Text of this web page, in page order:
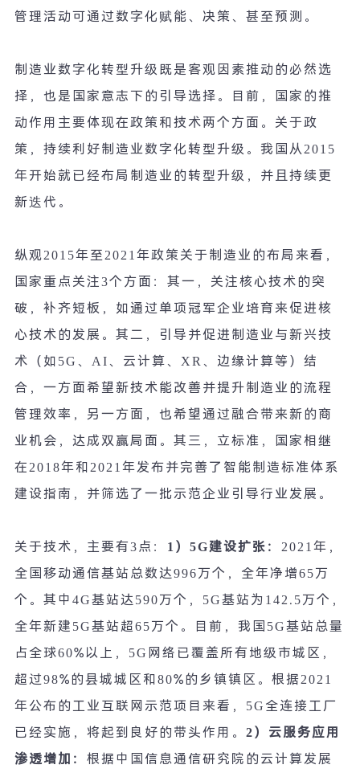
管理活动可通过数字化赋能、决策、甚至预测。
制造业数字化转型升级既是客观因素推动的必然选
择，也是国家意志下的引导选择。目前，国家的推
动作用主要体现在政策和技术两个方面。关于政
策，持续利好制造业数字化转型升级。我国从2015
年开始就已经布局制造业的转型升级，并且持续更
新迭代。
纵观2015年至2021年政策关于制造业的布局来看，
国家重点关注3个方面：其一，关注核心技术的突
破，补齐短板，如通过单项冠军企业培育来促进核
心技术的发展。其二，引导并促进制造业与新兴技
术（如 5G 、 AI、云计算、 XR、边缘计算等）结
合，一方面希望新技术能改善并提升制造业的流程
管理效率，另一方面，也希望通过融合带来新的商
业机会，达成双赢局面。其三，立标准，国家相继
在2018年和 2021年发布并完善了智能制造标准体系
建设指南，并筛选了一批示范企业引导行业发展。
关于技术，主要有3点： 1 ） 5G建设扩张： 2021年，
全国移动通信基站总数达996万个，全年净增65万
个。其中 4G基站达590万个， 5G基站为 142.5万个，
全年新建 5G基站超65万个。目前，我国 5G基站总量
占全球60%以上， 5G 网络已覆盖所有地级市城区，
超过98%的县城城区和 80%的乡镇镇区。根据2021
年公布的工业互联网示范项目来看， 5G 全连接工厂
已经实施，将起到良好的带头作用。 2 ）云服务应用
渗透增加： 根据中国信息通信研究院的云计算发展